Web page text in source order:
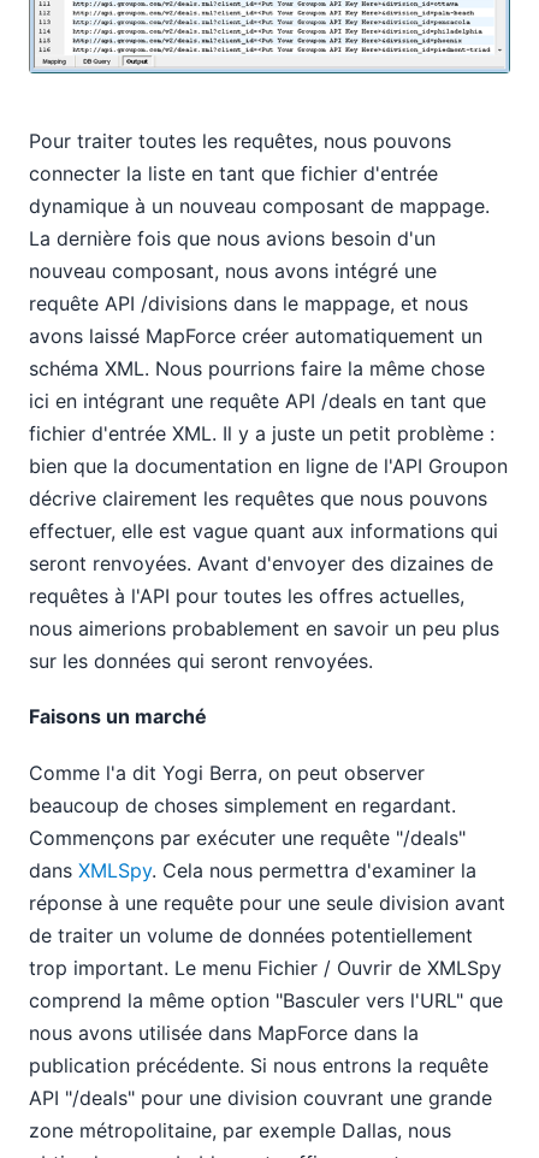
Pour traiter toutes les requêtes, nous pouvons
connecter la liste en tant que fichier d'entrée
dynamique à un nouveau composant de mappage.
La dernière fois que nous avions besoin d'un
nouveau composant, nous avons intégré une
requête API /divisions dans le mappage, et nous
avons laissé MapForce créer automatiquement un
schéma XML. Nous pourrions faire la même chose
ici en intégrant une requête API /deals en tant que
fichier d'entrée XML. Il y a juste un petit problème :
bien que la documentation en ligne de l'API Groupon
décrive clairement les requêtes que nous pouvons
effectuer, elle est vague quant aux informations qui
seront renvoyées. Avant d'envoyer des dizaines de
requêtes à l'API pour toutes les offres actuelles,
nous aimerions probablement en savoir un peu plus
sur les données qui seront renvoyées.
Faisons un marché
Comme l'a dit Yogi Berra, on peut observer
beaucoup de choses simplement en regardant.
Commençons par exécuter une requête "/deals"
dans XMLSpy. Cela nous permettra d'examiner la
réponse à une requête pour une seule division avant
de traiter un volume de données potentiellement
trop important. Le menu Fichier / Ouvrir de XMLSpy
comprend la même option "Basculer vers l'URL" que
nous avons utilisée dans MapForce dans la
publication précédente. Si nous entrons la requête
API "/deals" pour une division couvrant une grande
zone métropolitaine, par exemple Dallas, nous